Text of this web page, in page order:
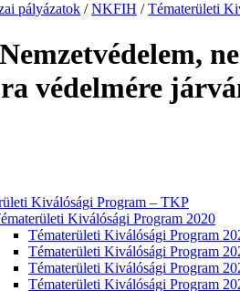
pályázatok / NKFIH / Tématerületi
védelmére
Kiválósági Program – TKP
Kiválósági Program 2020
Tématerületi Kiválósági Program
Tématerületi Kiválósági Program
Tématerületi Kiválósági Program
Tématerületi Kiválósági Program